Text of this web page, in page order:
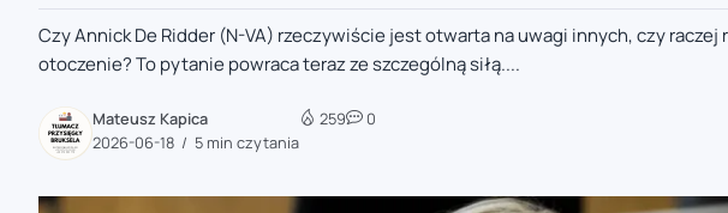
zaobserwuj nas
zaobserwuj nas
zaobserwuj nas
Czy Annick De Ridder (N-VA) rzeczywiście jest otwarta na uwagi innych, czy
otoczenie? To pytanie powraca teraz ze szczególną siłą....
Mateusz Kapica
2026-06-18
5 min czytania
259 0